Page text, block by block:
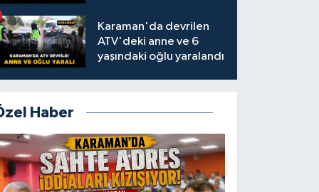
Karaman'da devrilen
ATV'deki anne ve 6
yaşındaki oğlu yaralandı
Haber